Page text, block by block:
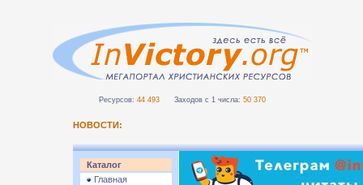
Ресурсов: 44 493 Заходов с 1 числа: 50 370
НОВОСТИ:
Каталог
Главная